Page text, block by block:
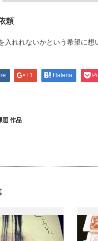
頼
入れれないかという希望に
+1 Hatena
題 作品